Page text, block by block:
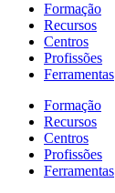
Formação
Recursos
Centros
Profissões
Ferramentas
Formação
Recursos
Centros
Profissões
Ferramentas